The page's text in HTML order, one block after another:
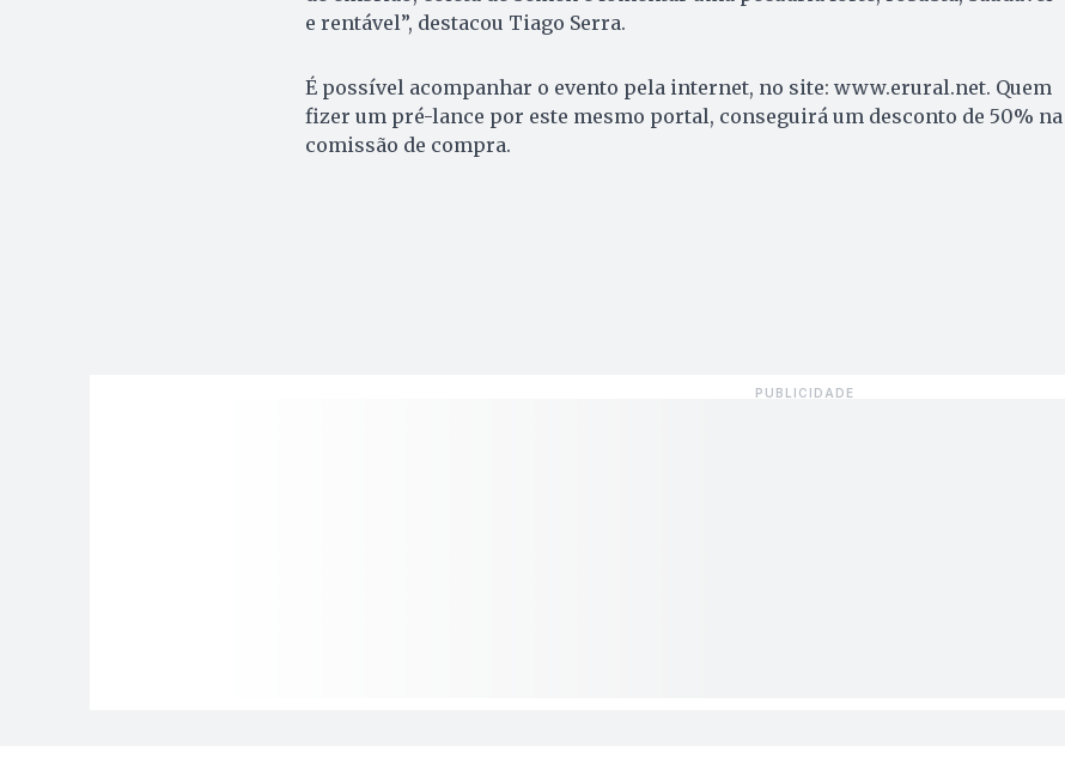
e rentável”, destacou Tiago Serra.
É possível acompanhar o evento pela internet, no site: www.erural.net. Quem
fizer um pré-lance por este mesmo portal, conseguirá um desconto de 50% na
comissão de compra.